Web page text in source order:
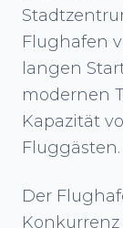
Flughafen
langen
modernen
Kapazität
Fluggästen.
Der